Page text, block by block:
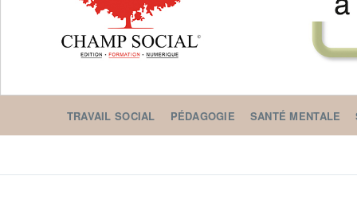
TRAVAIL SOCIAL PÉDAGOGIE SANTÉ MENTALE